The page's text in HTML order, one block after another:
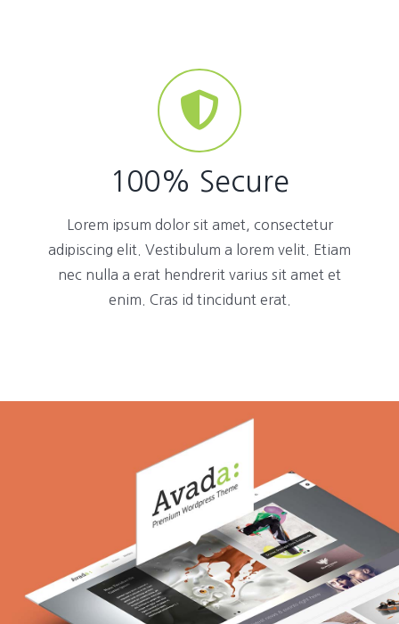
100% Secure
Lorem ipsum dolor sit amet, consectetur
adipiscing elit. Vestibulum a lorem velit. Etiam
nec nulla a erat hendrerit varius sit amet et
enim. Cras id tincidunt erat.